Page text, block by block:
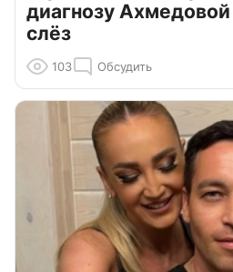
диагнозу
слёз
103 Обсудить